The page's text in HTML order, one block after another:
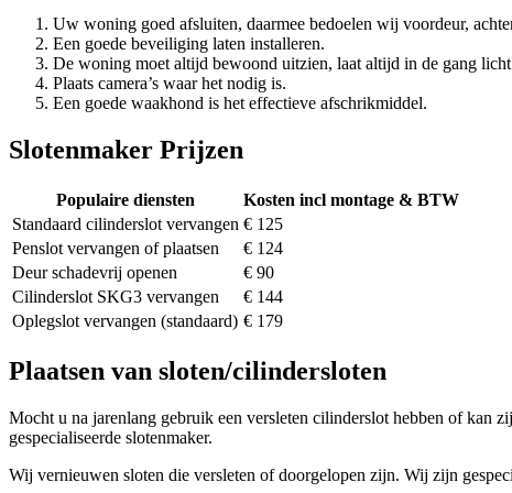
Uw woning goed afsluiten, daarmee bedoelen wij voordeur,
Een goede beveiliging laten installeren.
De woning moet altijd bewoond uitzien, laat altijd in de gang licht
Plaats camera’s waar het nodig is.
Een goede waakhond is het effectieve afschrikmiddel.
Slotenmaker Prijzen
Populaire diensten
Kosten incl montage & BTW
Standaard cilinderslot vervangen € 125
Penslot vervangen of plaatsen
€ 124
Deur schadevrij openen
€ 90
Cilinderslot SKG3 vervangen
€ 144
Oplegslot vervangen (standaard) € 179
Plaatsen van sloten/cilindersloten
Mocht u na jarenlang gebruik een versleten cilinderslot hebben of kan
gespecialiseerde slotenmaker.
Wij vernieuwen sloten die versleten of doorgelopen zijn. Wij zijn